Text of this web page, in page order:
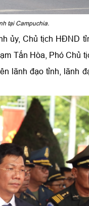
tại Campuchia.
ủy, Chủ tịch HĐND
Tấn Hòa, Phó Chủ
lãnh đạo tỉnh, lãnh